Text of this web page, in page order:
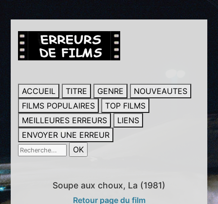
ACCUEIL TITRE GENRE
NOUVEAUTES
FILMS POPULAIRES
TOP FILMS
MEILLEURES ERREURS
LIENS
ENVOYER UNE ERREUR
Soupe aux choux, La (1981)
Retour page du film